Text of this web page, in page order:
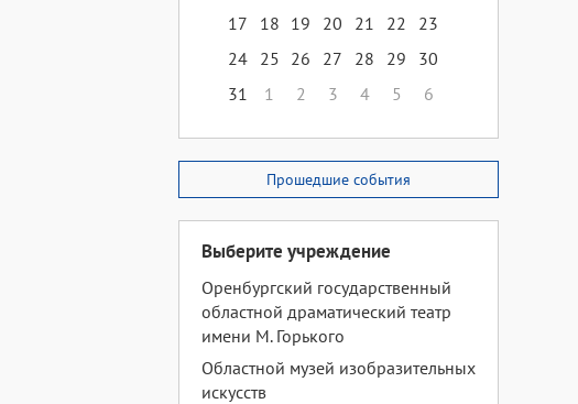
17
18 19 20 21 22
23
24 25 26 27 28 29
30
31
1 2 3 4 5 6
Прошедшие события
Выберите учреждение
Оренбургский государственный
областной драматический театр
имени М. Горького
Областной музей изобразительных
искусств